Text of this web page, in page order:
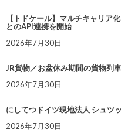
【トドケール】マルチキャリア
とのAPI連携を開始
2026年7月30日
JR貨物／お盆休み期間の貨物列
2026年7月30日
にしてつドイツ現地法人 シュツ
2026年7月30日